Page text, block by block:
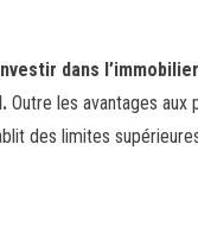
dans
Outre les avantages
des limites